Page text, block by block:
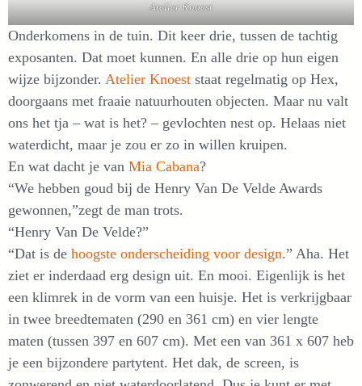
Atelier Knoest
Onderkomens in de tuin. Dit keer drie, tussen de tachtig
exposanten. Dat moet kunnen. En alle drie op hun eigen
wijze bijzonder. Atelier Knoest staat regelmatig op Hex,
doorgaans met fraaie natuurhouten objecten. Maar nu valt
ons het tja – wat is het? – gevlochten nest op. Helaas niet
waterdicht, maar je zou er zo in willen kruipen.
En wat dacht je van Mia Cabana?
“We hebben goud bij de Henry Van De Velde Awards
gewonnen,”zegt de man trots.
“Henry Van De Velde?”
“Dat is de hoogste onderscheiding voor design.” Aha. Het
ziet er inderdaad erg design uit. En mooi. Eigenlijk is het
een klimrek in de vorm van een huisje. Het is verkrijgbaar
in twee breedtematen (290 en 361 cm) en vier lengte
maten (tussen 397 en 607 cm). Met een van 361 x 607 heb
je een bijzondere partytent. Het dak, de screen, is